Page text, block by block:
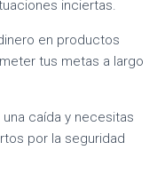
inciertas.
en productos
tus metas a largo
caída y necesitas
por la seguridad